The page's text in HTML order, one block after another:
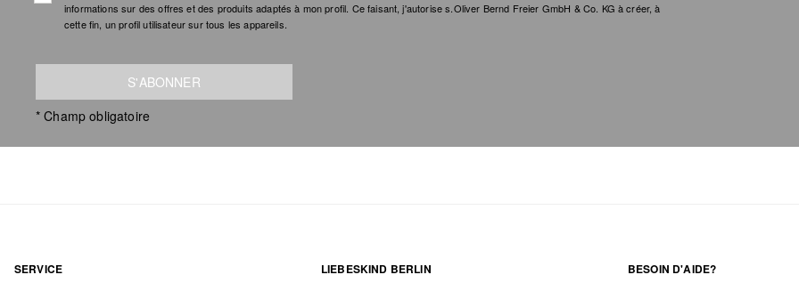
informations sur des offres et des produits adaptés à mon profil. Ce faisant, j'autorise s.Oliver Bernd Freier GmbH & Co. KG à créer, à
cette fin, un profil utilisateur sur tous les appareils.
S'ABONNER
* Champ obligatoire
SERVICE LIEBESKIND BERLIN BESOIN D'AIDE?